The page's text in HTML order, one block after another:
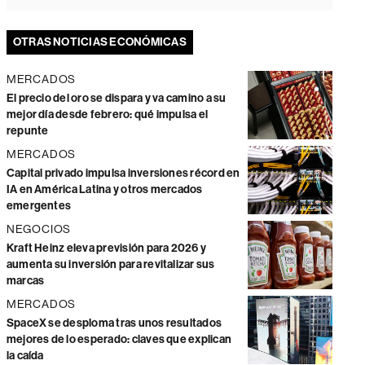
OTRAS NOTICIAS ECONÓMICAS
MERCADOS
El precio del oro se dispara y va camino a su
mejor día desde febrero: qué impulsa el
repunte
MERCADOS
Capital privado impulsa inversiones récord en
IA en América Latina y otros mercados
emergentes
NEGOCIOS
Kraft Heinz eleva previsión para 2026 y
aumenta su inversión para revitalizar sus
marcas
MERCADOS
SpaceX se desploma tras unos resultados
mejores de lo esperado: claves que explican
la caída